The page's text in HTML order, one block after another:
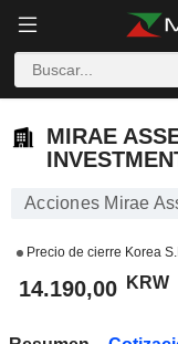
MIRAE
Acciones Mirae
Precio de cierre Korea
14.190,00 KRW